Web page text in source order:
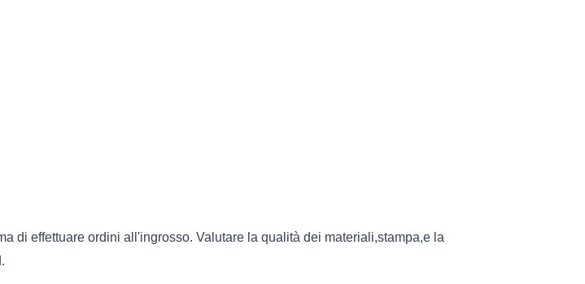
di effettuare ordini all'ingrosso. Valutare la qualità dei materiali,stampa,e la